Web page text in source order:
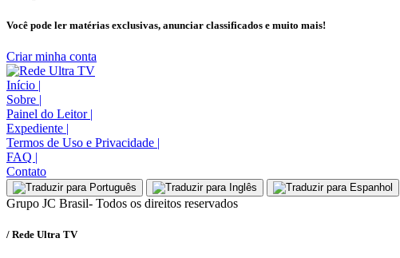
Você pode ler matérias exclusivas, anunciar classificados e muito mais!
Criar minha conta
Início |
Sobre |
Painel do Leitor |
Expediente |
Termos de Uso e Privacidade |
FAQ |
Contato
Grupo JC Brasil- Todos os direitos reservados
/ Rede Ultra TV